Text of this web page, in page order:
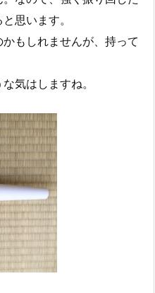
思います。
もしれませんが、持って
気はしますね。